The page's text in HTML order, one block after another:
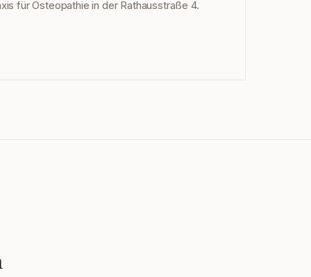
für Osteopathie in der Rathausstraße 4.